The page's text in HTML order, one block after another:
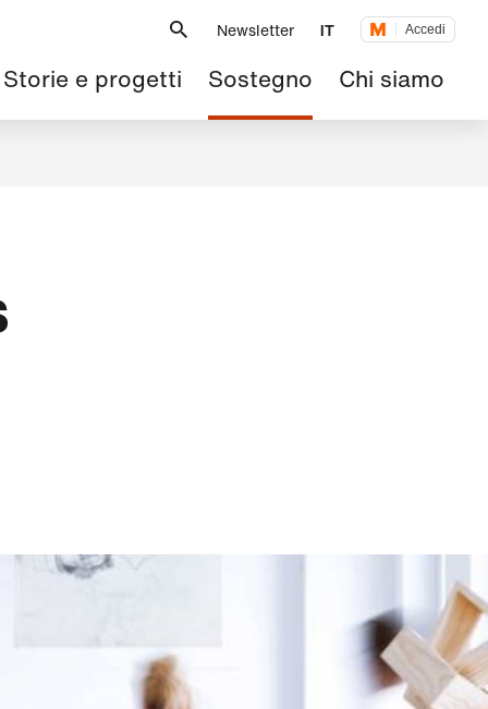
Newsletter IT Accedi
Navigazione
principale
Storie e progetti Sostegno Chi siamo